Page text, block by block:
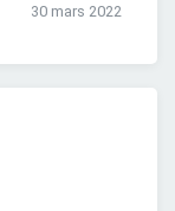
30 mars 2022